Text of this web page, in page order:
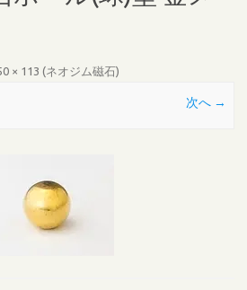
× 113 (ネオジム磁石)
次へ →